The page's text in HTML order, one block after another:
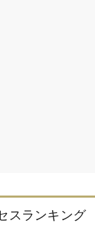
スランキング